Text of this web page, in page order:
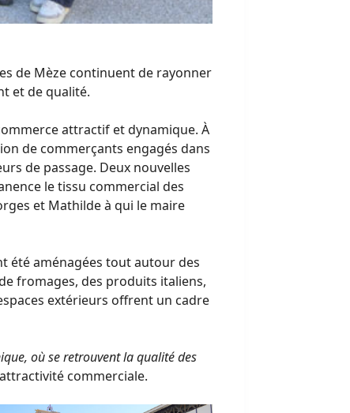
de Mèze continuent de rayonner
et de qualité.
attractif et dynamique. À
de commerçants engagés dans
de passage. Deux nouvelles
le tissu commercial des
et Mathilde à qui le maire
été aménagées tout autour des
fromages, des produits italiens,
extérieurs offrent un cadre
où se retrouvent la qualité des
commerciale.